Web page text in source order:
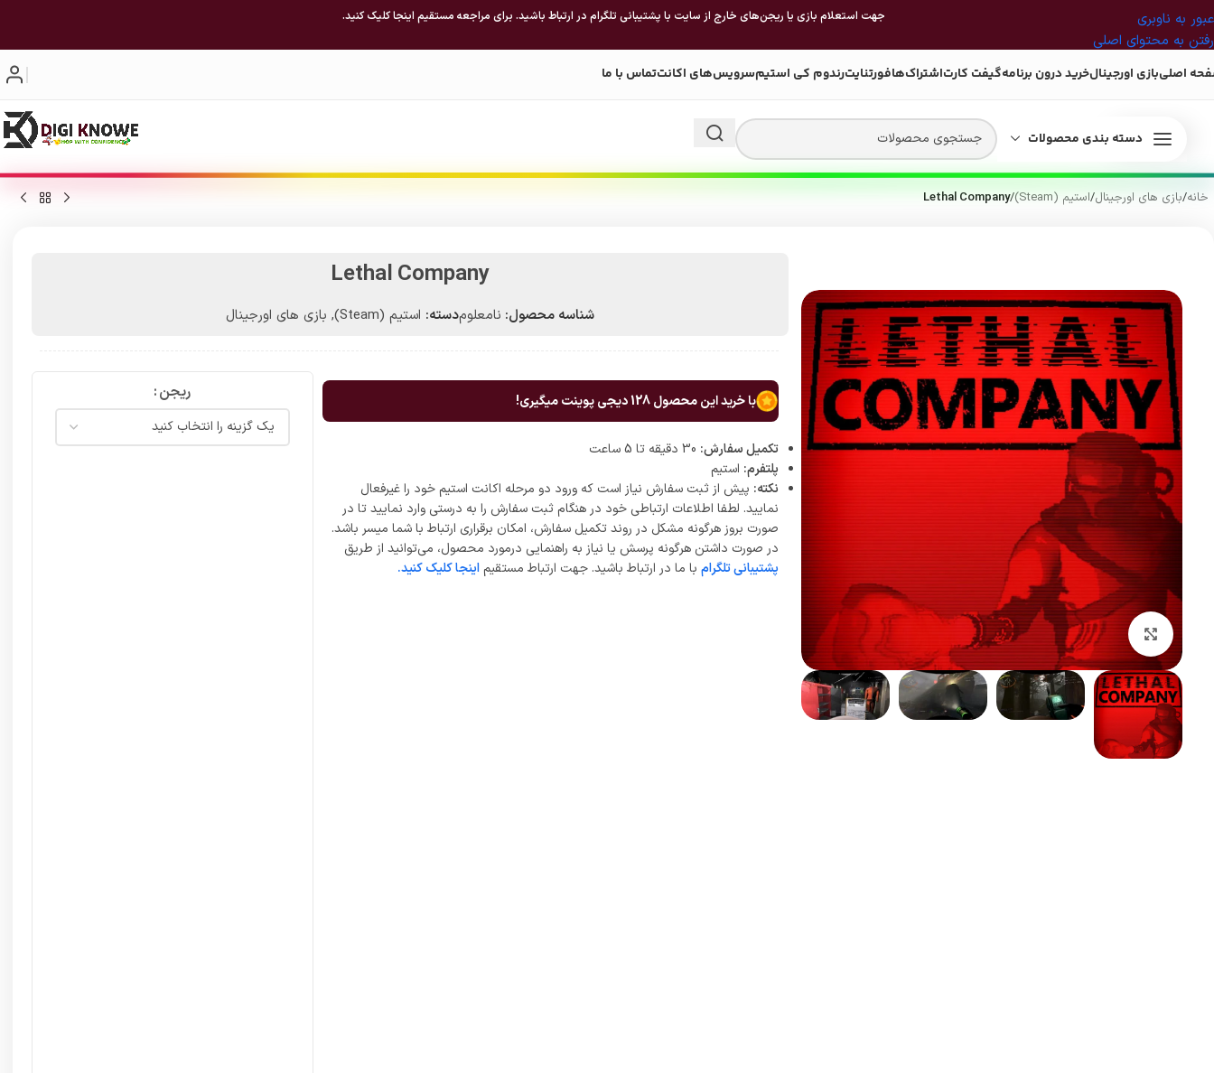
عبور به ناوبری
رفتن به محتوای اصلی
جهت استعلام بازی یا ریجن‌های خارج از سایت با پشتیبانی تلگرام در ارتباط باشید. برای مراجعه مستقیم اینجا کلیک کنید.
اصلیبازی اورجینالخرید درون برنامهگیفت کارتاشتراک‌هافورتنایترندوم کی استیمسرویس‌های اکانتتماس با ما
دسته بندی محصولات
خانه/بازی های اورجینال/استیم (Steam) /
Lethal Company
بزرگنمایی تصویر
Lethal Company
شناسه محصول: نامعلومدسته: استیم (Steam) , بازی های اورجینال
با خرید این محصول128دیجی پوینت میگیری!
تکمیل سفارش:
پلتفرم: استیم
نکته: پیش از ثبت سفارش نیاز است که ورود دو مرحله اکانت استیم خود را غیرفعال
نمایید. لطفا اطلاعات ارتباطی خود در هنگام ثبت سفارش را به درستی وارد نمایید تا در
صورت بروز هرگونه مشکل در روند تکمیل سفارش، امکان برقراری ارتباط با شما میسر باشد.
در صورت داشتن هرگونه پرسش یا نیاز به راهنمایی درمورد محصول، می‌توانید از طریق
پشتیبانی تلگرامبا ما در ارتباط باشید. جهت ارتباط مستقیم اینجا کلیک کنید.
ریجن